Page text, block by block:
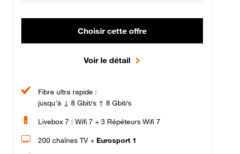
Choisir cette offre
Voir le détail
Fibre ultra rapide :
jusqu'à ↓ 8 Gbit/s ↑ 8 Gbit/s
Livebox 7 : Wifi 7 + 3 Répéteurs Wifi 7
200 chaînes TV + Eurosport 1